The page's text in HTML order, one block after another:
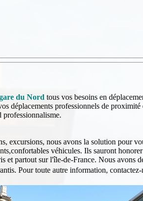
du Nord tous vos besoins en
déplacements professionnels de proximité
professionnalisme.
excursions, nous avons la solution pour
véhicules. Ils sauront
et partout sur l'île-de-France. Nous avons
Pour toute autre information,